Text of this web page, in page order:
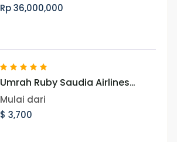
Rp 36,000,000
Umrah Ruby Saudia Airlines
Landing Madinah 29 Desember
2026
Mulai dari
$ 3,700